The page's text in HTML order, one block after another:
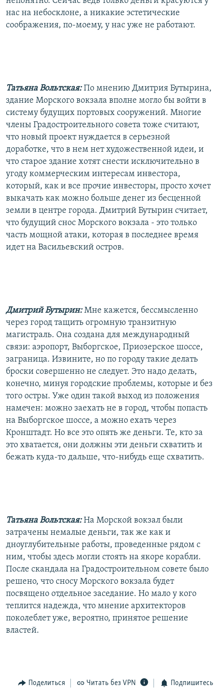
нас на небосклоне, а никакие эстетические
соображения, по-моему, у нас уже не работают.
Татьяна Вольтская: По мнению Дмитрия Бутырина,
здание Морского вокзала вполне могло бы войти в
систему будущих портовых сооружений. Многие
члены Градостроительного совета тоже считают,
что новый проект нуждается в серьезной
доработке, что в нем нет художественной идеи, и
что старое здание хотят снести исключительно в
угоду коммерческим интересам инвестора,
который, как и все прочие инвесторы, просто хочет
выкачать как можно больше денег из бесценной
земли в центре города. Дмитрий Бутырин считает,
что будущий снос Морского вокзала - это только
часть мощной атаки, которая в последнее время
идет на Васильевский остров.
Дмитрий Бутырин: Мне кажется, бессмысленно
через город тащить огромную транзитную
магистраль. Она создана для международный
связи: аэропорт, Выборгское, Приозерское шоссе,
заграница. Извините, но по городу такие делать
броски совершенно не следует. Это надо делать,
конечно, минуя городские проблемы, которые и без
того остры. Уже один такой выход из положения
намечен: можно заехать не в город, чтобы попасть
на Выборгское шоссе, а можно ехать через
Кронштадт. Но все это опять же деньги. Те, кто за
это хватается, они должны эти деньги схватить и
бежать куда-то дальше, что-нибудь еще схватить.
Татьяна Вольтская: На Морской вокзал были
затрачены немалые деньги, так же как и
дноуглубительные работы, проведенные рядом с
ним, чтобы здесь могли стоять на якоре корабли.
После скандала на Градостроительном совете было
решено, что сносу Морского вокзала будет
посвящено отдельное заседание. Но мало у кого
теплится надежда, что мнение архитекторов
поколеблет уже, вероятно, принятое решение
властей.
Поделиться Читать без VPN Подпишитесь